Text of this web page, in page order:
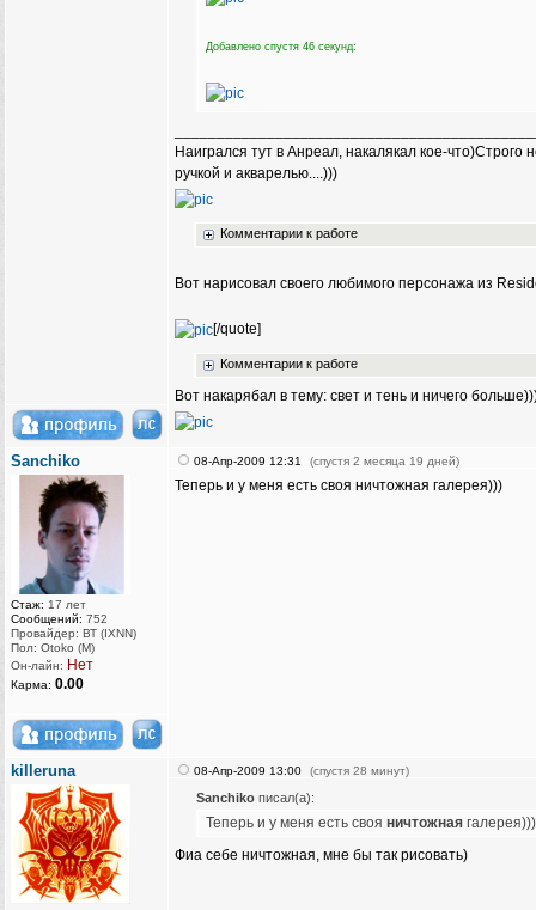
Добавлено спустя 46 секунд:
Наигрался тут в Анреал, накалякал кое-
ручкой и акварелью....)))
Комментарии к работе
Вот нарисовал своего любимого персонажа из
[/quote]
Комментарии к работе
Вот накарябал в тему: свет и тень и ничего
Sanchiko
Стаж: 17 лет
Сообщений: 752
Провайдер: ВТ (IXNN)
Пол: Otoko (M)
Он-лайн: Нет
Карма: 0.00
08-Апр-2009 12:31 (спустя 2 месяца 19 дней)
Теперь и у меня есть своя ничтожная галерея)))
killeruna 08-Апр-2009 13:00 (спустя 28 минут)
Sanchikoписал(а):
Теперь и у меня есть своя ничтожнаягалерея)))
Фиа себе ничтожная, мне бы так рисовать)